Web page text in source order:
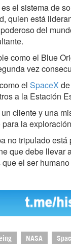
el sistema de
quien está
del
como el Blue
vez
el SpaceX
a la Estación
cliente y una
la
no tripulado
que debe llevar
el ser
NASA